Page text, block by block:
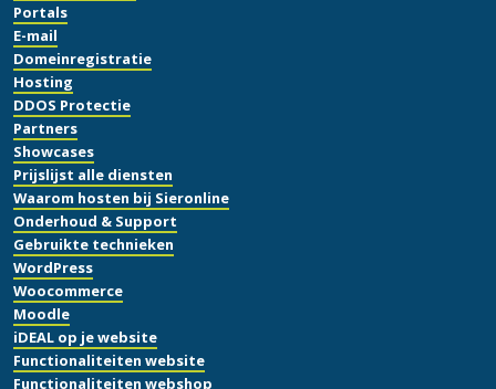
Portals
E-mail
Domeinregistratie
Hosting
DDOS Protectie
Partners
Showcases
Prijslijst alle diensten
Waarom hosten bij Sieronline
Onderhoud & Support
Gebruikte technieken
WordPress
Woocommerce
Moodle
iDEAL op je website
Functionaliteiten website
Functionaliteiten webshop